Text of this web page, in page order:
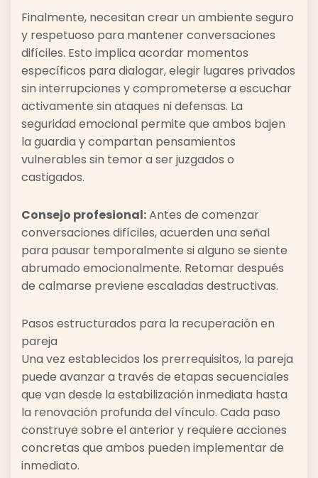
Finalmente, necesitan crear un ambiente seguro
y respetuoso para mantener conversaciones
difíciles. Esto implica acordar momentos
específicos para dialogar, elegir lugares privados
sin interrupciones y comprometerse a escuchar
activamente sin ataques ni defensas. La
seguridad emocional permite que ambos bajen
la guardia y compartan pensamientos
vulnerables sin temor a ser juzgados o
castigados.
Consejo profesional:Antes de comenzar
conversaciones difíciles, acuerden una señal
para pausar temporalmente si alguno se siente
abrumado emocionalmente. Retomar después
de calmarse previene escaladas destructivas.
Pasos estructurados para la recuperación en
pareja
Una vez establecidos los prerrequisitos, la pareja
puede avanzar a través de etapas secuenciales
que van desde la estabilización inmediata hasta
la renovación profunda del vínculo. Cada paso
construye sobre el anterior y requiere acciones
concretas que ambos pueden implementar de
inmediato.